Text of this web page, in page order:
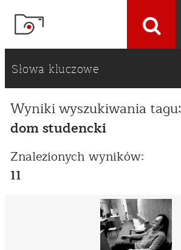
Słowa kluczowe
Wyniki wyszukiwania tagu:
dom studencki
Znalezionych wyników:
11